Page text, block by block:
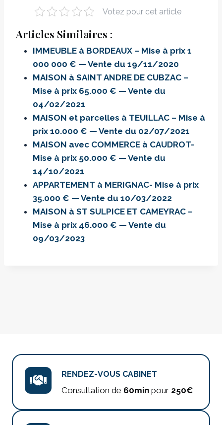
Votez pour cet article
Articles Similaires :
IMMEUBLE à BORDEAUX – Mise à prix 1
000 000 € — Vente du 19/11/2020
MAISON à SAINT ANDRE DE CUBZAC –
Mise à prix 65.000 € — Vente du
04/02/2021
MAISON et parcelles à TEUILLAC – Mise à
prix 10.000 € — Vente du 02/07/2021
MAISON avec COMMERCE à CAUDROT-
Mise à prix 50.000 € — Vente du
14/10/2021
APPARTEMENT à MERIGNAC- Mise à prix
35.000 € — Vente du 10/03/2022
MAISON à ST SULPICE ET CAMEYRAC –
Mise à prix 46.000 € — Vente du
09/03/2023
RENDEZ-VOUS CABINET
Consultation de 60min pour 250€